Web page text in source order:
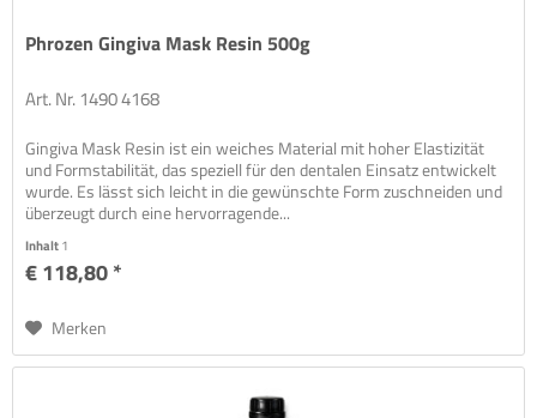
Phrozen Gingiva Mask Resin 500g
Art. Nr. 1490 4168
Gingiva Mask Resin ist ein weiches Material mit hoher Elastizität
und Formstabilität, das speziell für den dentalen Einsatz entwickelt
wurde. Es lässt sich leicht in die gewünschte Form zuschneiden und
überzeugt durch eine hervorragende...
Inhalt1
€ 118,80 *
Merken